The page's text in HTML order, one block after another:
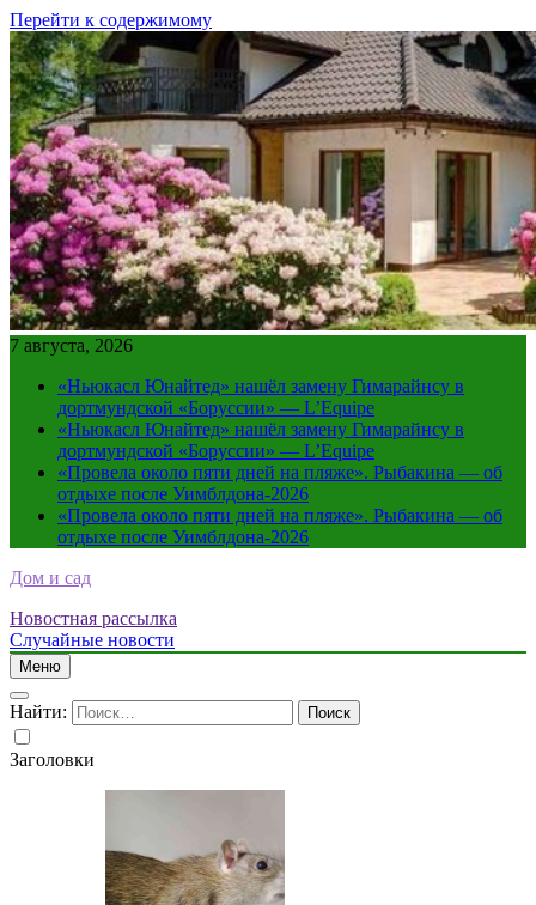
Перейти к содержимому
7 августа, 2026
«Ньюкасл Юнайтед» нашёл замену Гимарайнсу в
дортмундской «Боруссии» — L’Equipe
«Ньюкасл Юнайтед» нашёл замену Гимарайнсу в
дортмундской «Боруссии» — L’Equipe
«Провела около пяти дней на пляже». Рыбакина — об
отдыхе после Уимблдона-2026
«Провела около пяти дней на пляже». Рыбакина — об
отдыхе после Уимблдона-2026
Дом и сад
Новостная рассылка
Случайные новости
Меню
Найти:
Заголовки